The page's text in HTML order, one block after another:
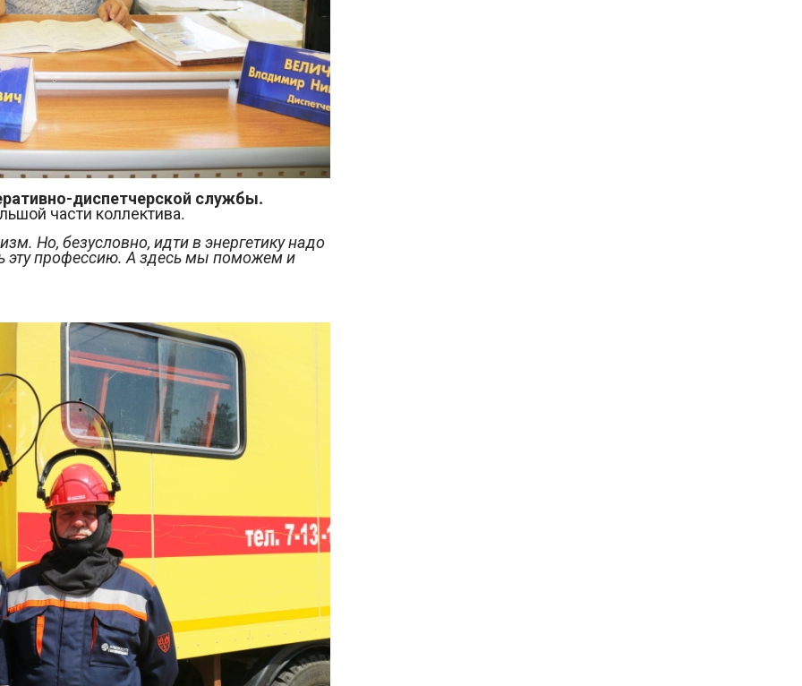
диспетчерской службы.
части коллектива.
Но, безусловно, идти в энергетику надо
эту профессию. А здесь мы поможем и